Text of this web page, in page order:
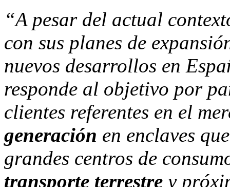
“A pesar del actual
con sus planes de
nuevos desarrollos en
responde al objetivo por
clientes referentes en el
generación en enclaves
grandes centros de
transporte terrestre y